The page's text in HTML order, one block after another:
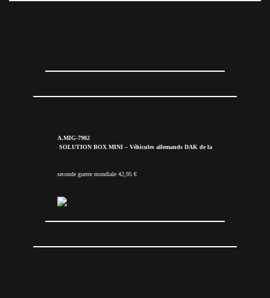
A.MIG-7902
SOLUTION BOX MINI – Véhicules allemands DAK de la
seconde guerre mondiale 42,95 €